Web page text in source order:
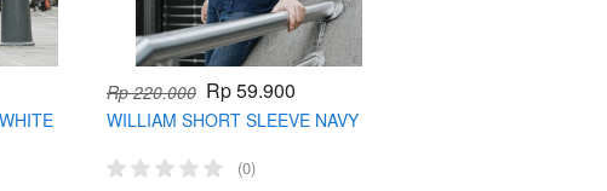
Rp 220.000 Rp 59.900
WILLIAM SHORT SLEEVE NAVY
(0)